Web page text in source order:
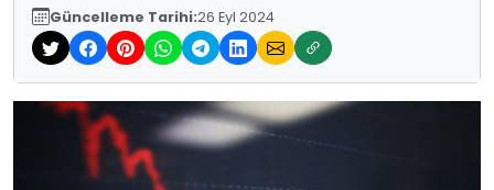
Güncelleme Tarihi:26 Eyl 2024